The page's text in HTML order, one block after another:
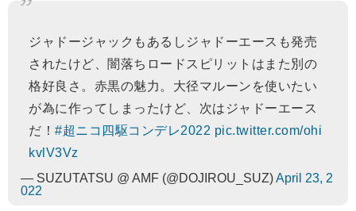
ジャドージャックもあるしジャドーエースも発売
されたけど、闇落ちロードスピリットはまた別の
格好良さ。赤黒の魅力。大径マルーンを使いたい
が為に作ってしまったけど、次はジャドーエース
だ！ #超ニコ四駆コンデレ2022 pic.twitter.com/ohi
kvlV3Vz
— SUZUTATSU @ AMF (@DOJIROU_SUZ)April 23, 2
022